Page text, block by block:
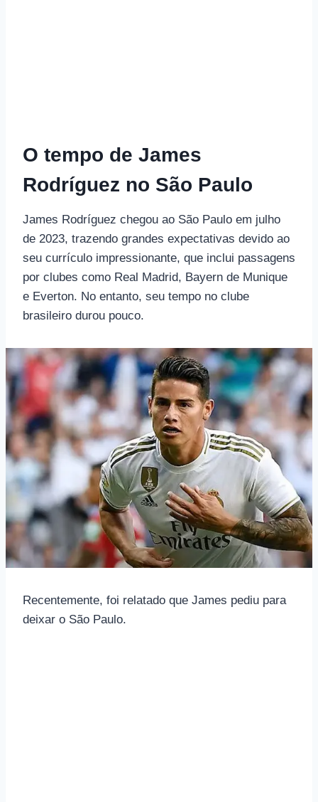
O tempo de James
Rodríguez no São Paulo
James Rodríguez chegou ao São Paulo em julho
de 2023, trazendo grandes expectativas devido ao
seu currículo impressionante, que inclui passagens
por clubes como Real Madrid, Bayern de Munique
e Everton. No entanto, seu tempo no clube
brasileiro durou pouco.
Recentemente, foi relatado que James pediu para
deixar o São Paulo.